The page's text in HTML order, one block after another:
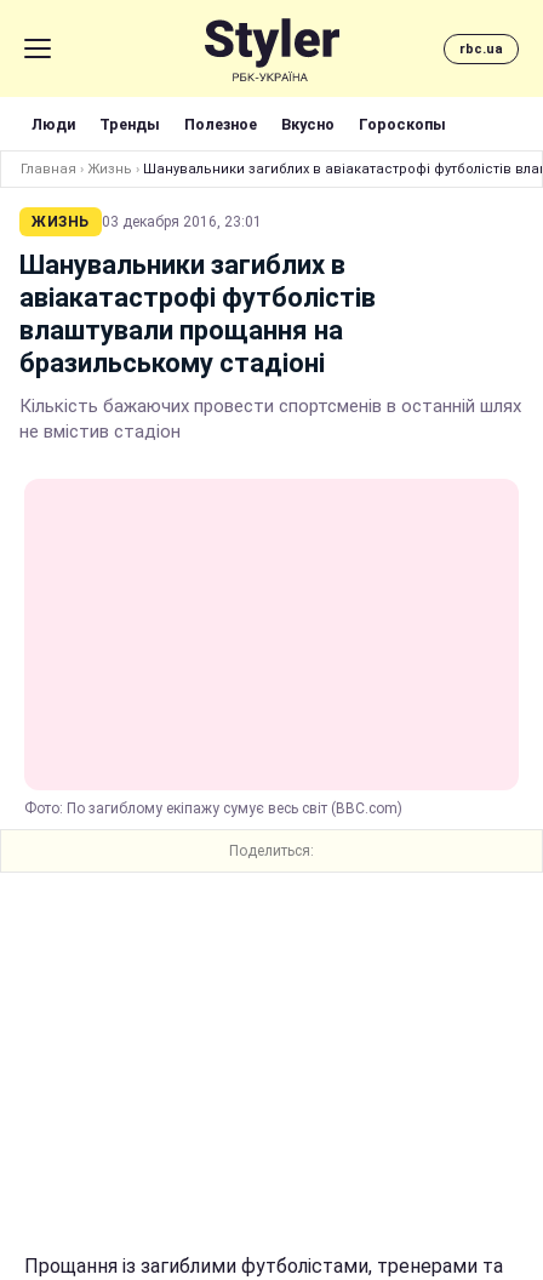
rbc.ua
Люди Тренды Полезное Вкусно Гороскопы
Главная › Жизнь › Шанувальники загиблих в авіакатастрофі футболістів
ЖИЗНЬ 03 декабря 2016, 23:01
Шанувальники загиблих в
авіакатастрофі футболістів
влаштували прощання на
бразильському стадіоні
Кількість бажаючих провести спортсменів в останній шлях
не вмістив стадіон
Фото: По загиблому екіпажу сумує весь світ (BBC.com)
Поделиться:
Прощання із загиблими футболістами, тренерами та